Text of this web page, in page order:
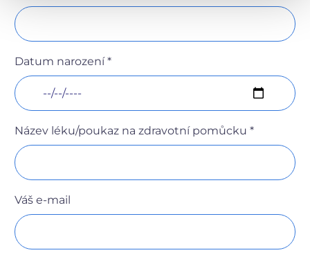
Datum narození *
Název léku/poukaz na zdravotní pomůcku *
Váš e-mail